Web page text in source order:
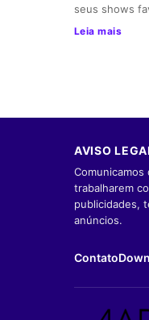
seus shows
Leia mais
AVISO
Comunicamos
trabalharem
publicidades,
anúncios.
Contato